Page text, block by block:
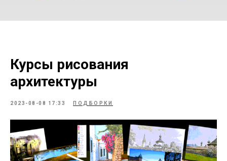
Курсы рисования
архитектуры
2023-08-08 17:33 ПОДБОРКИ